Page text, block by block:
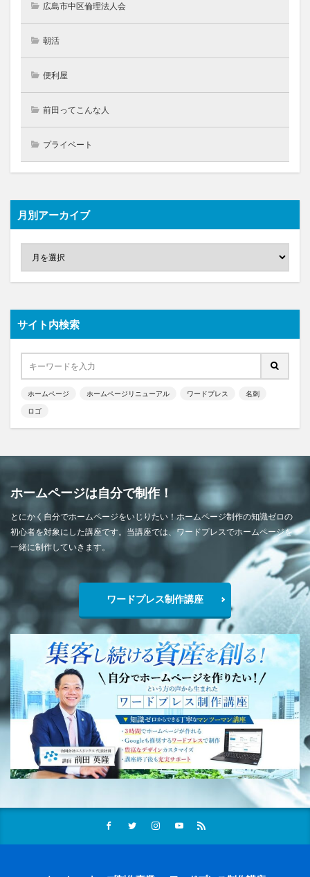
広島市中区倫理法人会
朝活
便利屋
前田ってこんな人
プライベート
月別アーカイブ
サイト内検索
ホームページ ホームページリニューアル ワードプレス 名刺
ロゴ
ホームページは自分で制作！
とにかく自分でホームページをいじりたい！ホームページ制作の知識ゼロの
初心者を対象にした講座です。当講座では、ワードプレスでホームページを
一緒に制作していきます。
ワードプレス制作講座